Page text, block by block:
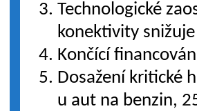
Technologické
konektivity
Končící
Dosažení kritické
u aut na benzin,